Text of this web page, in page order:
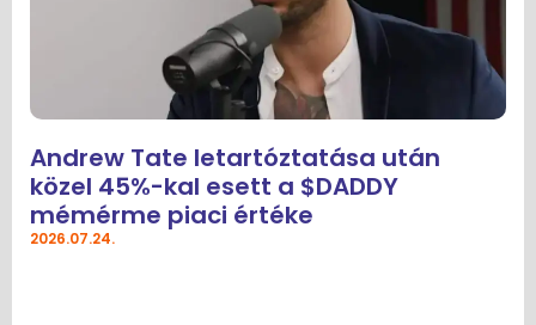
Andrew Tate letartóztatása után
közel 45%-kal esett a $DADDY
mémérme piaci értéke
2026.07.24.